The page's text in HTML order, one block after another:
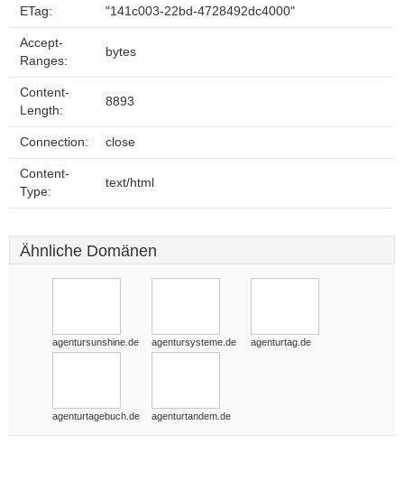
ETag: "141c003-22bd-4728492dc4000"
Accept-
Ranges:
bytes
Content-
Length:
8893
Connection: close
Content-
Type:
text/html
Ähnliche Domänen
agentursunshine.de agentursysteme.de agenturtag.de
agenturtagebuch.de agenturtandem.de